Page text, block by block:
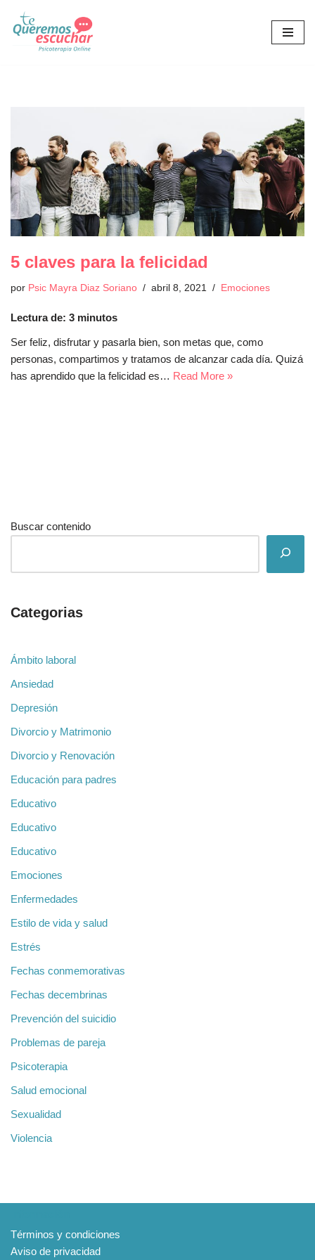
Saltar
5 claves para la felicidad
por Psic Mayra Diaz Soriano abril 8, 2021 Emociones
Lectura de: 3 minutos
Ser feliz, disfrutar y pasarla bien, son metas que, como
personas, compartimos y tratamos de alcanzar cada día. Quizá
has aprendido que la felicidad es… Read More »
Buscar contenido
Categorias
Ámbito laboral
Ansiedad
Depresión
Divorcio y Matrimonio
Divorcio y Renovación
Educación para padres
Educativo
Educativo
Educativo
Emociones
Enfermedades
Estilo de vida y salud
Estrés
Fechas conmemorativas
Fechas decembrinas
Prevención del suicidio
Problemas de pareja
Psicoterapia
Salud emocional
Sexualidad
Violencia
Términos y condiciones
Aviso de privacidad